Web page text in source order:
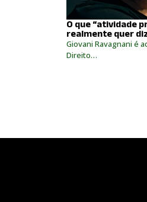
O que “atividade
realmente quer
Giovani Ravagnani é
Direito…